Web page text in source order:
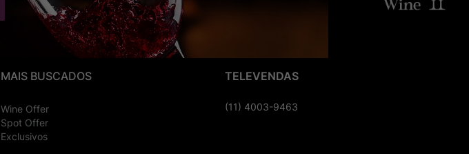
MAIS BUSCADOS
Wine Offer
Spot Offer
Exclusivos
TELEVENDAS
(11) 4003-9463